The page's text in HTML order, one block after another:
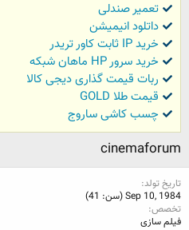
تعمیر صندلی
داتلود انیمیشن
خرید IP ثابت کاور تریدر
خرید سرور HP ماهان شبکه
ربات قیمت گذاری دیجی کالا
قیمت طلا GOLD
چسب کاشی ساروج
cinemaforum
تاریخ تولد
Sep 10, 1984 (سن: 41)
تخصص
فیلم سازی